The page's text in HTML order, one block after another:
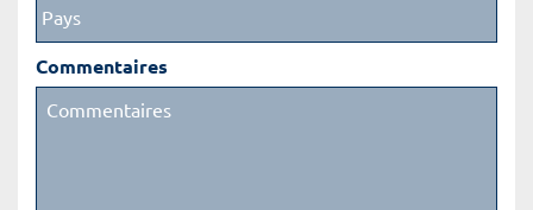
Commentaires